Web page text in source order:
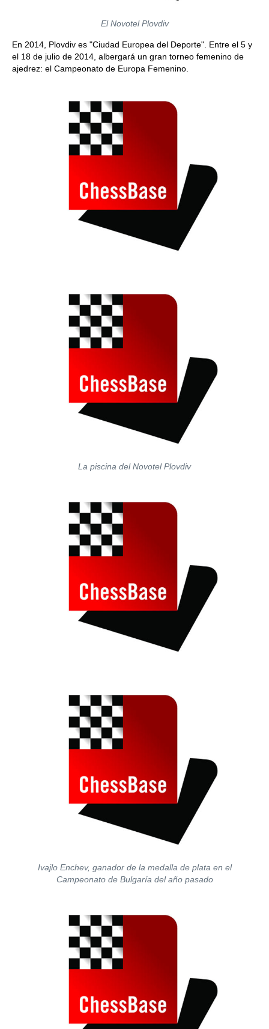
El Novotel Plovdiv
En 2014, Plovdiv es "Ciudad Europea del Deporte". Entre el 5 y
el 18 de julio de 2014, albergará un gran torneo femenino de
ajedrez: el Campeonato de Europa Femenino.
La piscina del Novotel Plovdiv
Ivajlo Enchev, ganador de la medalla de plata en el
Campeonato de Bulgaría del año pasado